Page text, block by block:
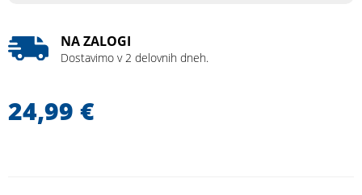
NA ZALOGI
Dostavimo v 2 delovnih dneh.
24,99 €